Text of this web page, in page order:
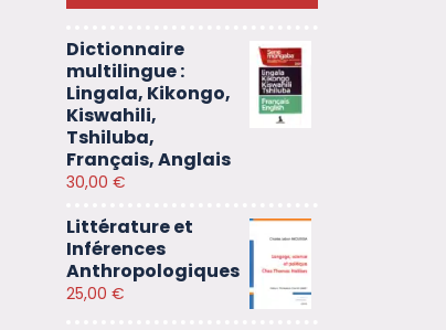
Dictionnaire
multilingue :
Lingala, Kikongo,
Kiswahili,
Tshiluba,
Français, Anglais
30,00 €
Littérature et
Inférences
Anthropologiques
25,00 €